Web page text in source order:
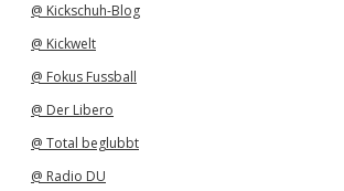
@ Kickschuh-Blog
@ Kickwelt
@ Fokus Fussball
@ Der Libero
@ Total beglubbt
@ Radio DU